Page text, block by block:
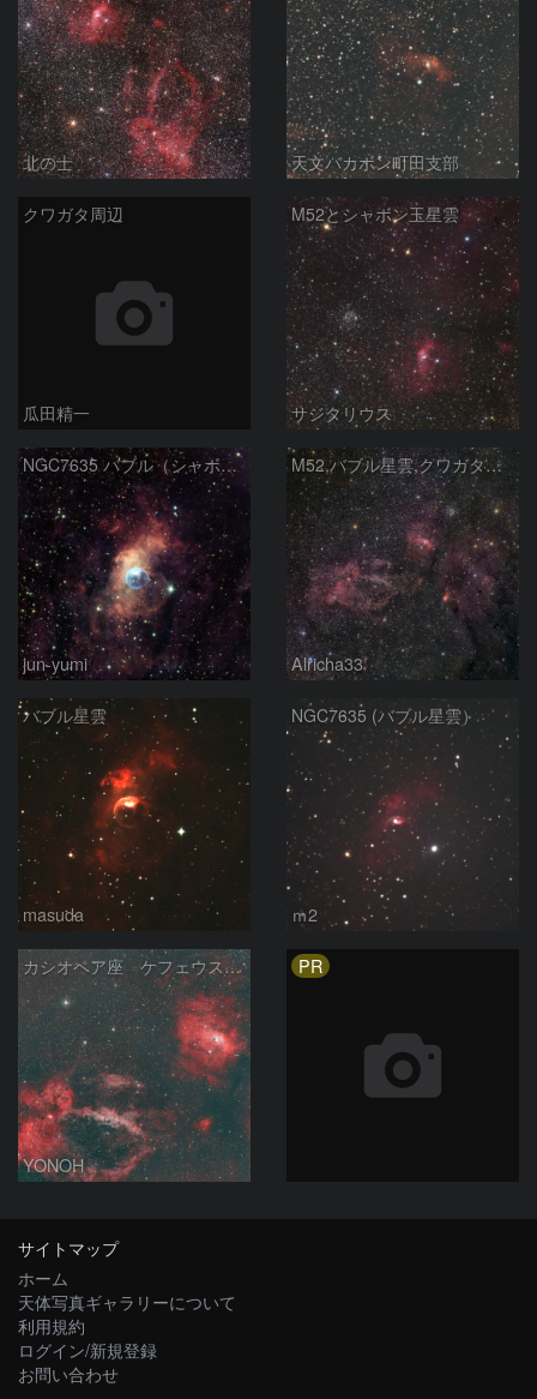
北の士 天文バカボン町田支部
クワガタ周辺
瓜田精一
M52とシャボン玉星雲
サジタリウス
NGC7635 バブル（シャボン玉）星雲
jun-yumi
M52,バブル星雲,クワガタ星雲
Alricha33
バブル星雲
masuda
NGC7635 (バブル星雲）
ｍ2
カシオペア座 ケフェウス座の境界付近 HOO
YONOH
PR
サイトマップ
ホーム
天体写真ギャラリーについて
利用規約
ログイン/新規登録
お問い合わせ